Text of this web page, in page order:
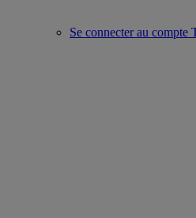
Se connecter au compte